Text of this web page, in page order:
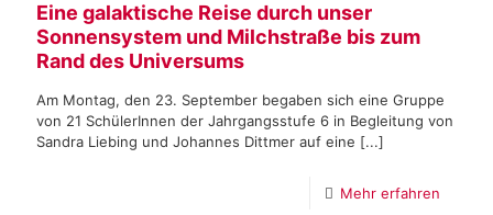
Eine galaktische Reise durch unser
Sonnensystem und Milchstraße bis zum
Rand des Universums
Am Montag, den 23. September begaben sich eine Gruppe
von 21 SchülerInnen der Jahrgangsstufe 6 in Begleitung von
Sandra Liebing und Johannes Dittmer auf eine [...]
Mehr erfahren